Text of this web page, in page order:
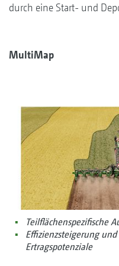
durch eine Start- und
MultiMap
Teilflächenspezifische
Effizienzsteigerung
Ertragspotenziale